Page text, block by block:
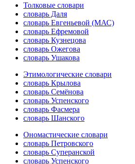
Толковые словари
словарь Даля
словарь Евгеньевой (МАС)
словарь Ефремовой
словарь Кузнецова
словарь Ожегова
словарь Ушакова
Этимологические словари
словарь Крылова
словарь Семёнова
словарь Успенского
словарь Фасмера
словарь Шанского
Ономастические словари
словарь Петровского
словарь Суперанской
словарь Успенского